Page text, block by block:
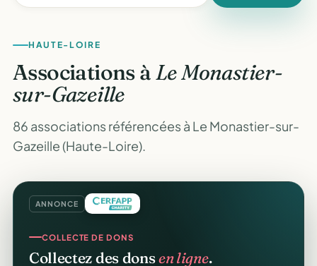
HAUTE-LOIRE
Associations àLe Monastier-
sur-Gazeille
86 associations référencées à Le Monastier-sur-
Gazeille (Haute-Loire).
ANNONCE
COLLECTE DE DONS
Collectez des donsen ligne.